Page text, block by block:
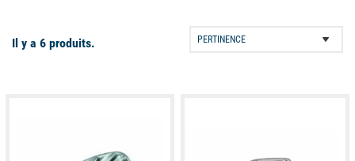
Il y a 6 produits.